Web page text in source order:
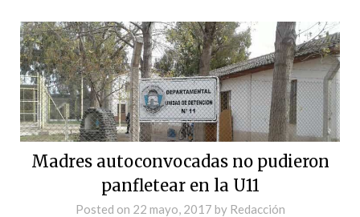
Madres autoconvocadas no pudieron
panfletear en la U11
Posted on 22 mayo, 2017 by Redacción